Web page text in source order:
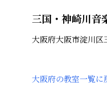
三国・神崎川音
大阪府大阪市淀川区
大阪府の教室一覧に